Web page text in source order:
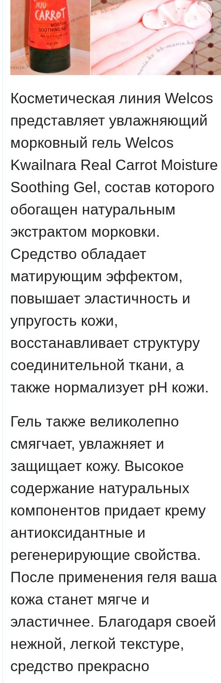
Косметическая линия Welcos
представляет увлажняющий
морковный гель Welcos
Kwailnara Real Carrot Moisture
Soothing Gel, состав которого
обогащен натуральным
экстрактом морковки.
Средство обладает
матирующим эффектом,
повышает эластичность и
упругость кожи,
восстанавливает структуру
соединительной ткани, а
также нормализует рН кожи.
Гель также великолепно
смягчает, увлажняет и
защищает кожу. Высокое
содержание натуральных
компонентов придает крему
антиоксидантные и
регенерирующие свойства.
После применения геля ваша
кожа станет мягче и
эластичнее. Благодаря своей
нежной, легкой текстуре,
средство прекрасно